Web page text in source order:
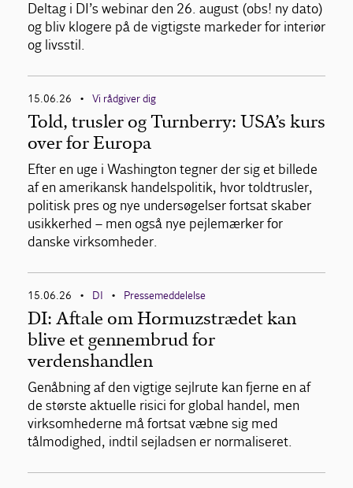
Deltag i DI’s webinar den 26. august (obs! ny dato)
og bliv klogere på de vigtigste markeder for interiør
og livsstil.
15.06.26 • Vi rådgiver dig
Told, trusler og Turnberry: USA’s kurs
over for Europa
Efter en uge i Washington tegner der sig et billede
af en amerikansk handelspolitik, hvor toldtrusler,
politisk pres og nye undersøgelser fortsat skaber
usikkerhed – men også nye pejlemærker for
danske virksomheder.
15.06.26 • DI • Pressemeddelelse
DI: Aftale om Hormuzstrædet kan
blive et gennembrud for
verdenshandlen
Genåbning af den vigtige sejlrute kan fjerne en af
de største aktuelle risici for global handel, men
virksomhederne må fortsat væbne sig med
tålmodighed, indtil sejladsen er normaliseret.